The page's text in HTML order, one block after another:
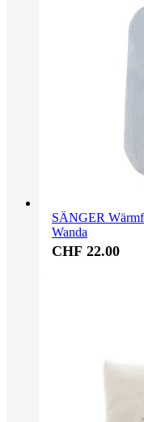
SÄNGER
Wanda
CHF 22.00